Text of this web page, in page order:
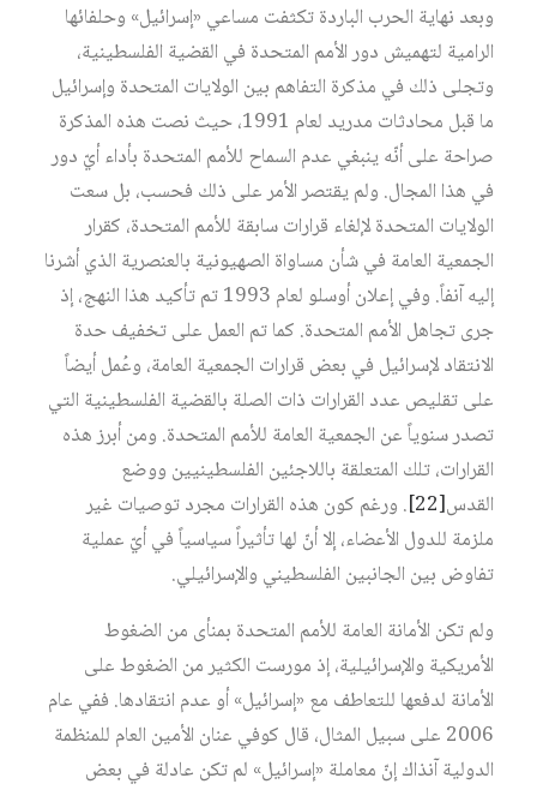
وبعد نهاية الحرب الباردة تكثفت مساعي «إسرائيل» وحلفائها
الرامية لتهميش دور الأمم المتحدة في القضية الفلسطينية،
وتجلى ذلك في مذكرة التفاهم بين الولايات المتحدة وإسرائيل
ما قبل محادثات مدريد لعام 1991، حيث نصت هذه المذكرة
صراحة على أنّه ينبغي عدم السماح للأمم المتحدة بأداء أيّ دور
في هذا المجال. ولم يقتصر الأمر على ذلك فحسب، بل سعت
الولايات المتحدة لإلغاء قرارات سابقة للأمم المتحدة، كقرار
الجمعية العامة في شأن مساواة الصهيونية بالعنصرية الذي أشرنا
إليه آنفاً. وفي إعلان أوسلو لعام 1993 تم تأكيد هذا النهج، إذ
جرى تجاهل الأمم المتحدة. كما تم العمل على تخفيف حدة
الانتقاد لإسرائيل في بعض قرارات الجمعية العامة، وعُمل أيضاً
على تقليص عدد القرارات ذات الصلة بالقضية الفلسطينية التي
تصدر سنوياً عن الجمعية العامة للأمم المتحدة. ومن أبرز هذه
القرارات، تلك المتعلقة باللاجئين الفلسطينيين ووضع
القدس[22]
. ورغم كون هذه القرارات مجرد توصيات غير
ملزمة للدول الأعضاء، إلا أنّ لها تأثيراً سياسياً في أيّ عملية
تفاوض بين الجانبين الفلسطيني والإسرائيلي.
ولم تكن الأمانة العامة للأمم المتحدة بمنأى من الضغوط
الأمريكية والإسرائيلية، إذ مورست الكثير من الضغوط على
الأمانة لدفعها للتعاطف مع «إسرائيل» أو عدم انتقادها. ففي عام
2006 على سبيل المثال، قال كوفي عنان الأمين العام للمنظمة
الدولية آنذاك إنّ معاملة «إسرائيل» لم تكن عادلة في بعض